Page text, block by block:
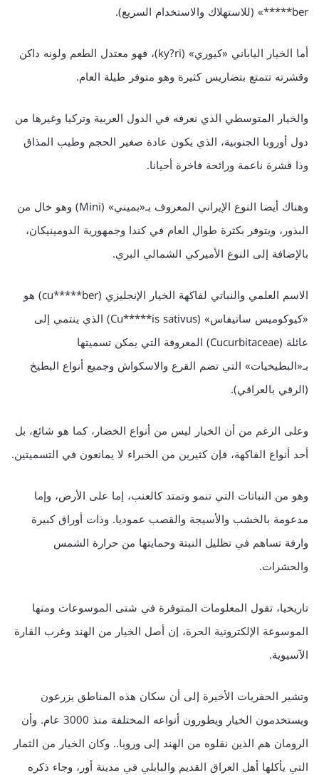
*****ber» (للاستهلاك والاستخدام السريع).
أما الخيار الياباني «كيوري» (ky?ri)، فهو معتدل الطعم ولونه داكن
وقشرته تتمتع بتضاريس كثيرة وهو متوفر طيلة العام.
والخيار المتوسطي الذي نعرفه في الدول العربية وتركيا وغيرها من
دول أوروبا الجنوبية، الذي يكون عادة صغير الحجم وطيب المذاق
وذا قشرة ناعمة ورائحة فاخرة أحيانا.
وهناك أيضا النوع الإيراني المعروف بـ«بميني» (Mini) وهو خال من
البذور، ويتوفر بكثرة طوال العام في كندا وجمهورية الدومينيكان،
بالإضافة إلى النوع الأميركي الشمالي البري.
الاسم العلمي والنباتي لفاكهة الخيار الإنجليزي (cu*****ber) هو
«كيوكوميس ساتيفاس» (Cu*****is sativus) الذي ينتمي إلى
عائلة (Cucurbitaceae) المعروفة التي يمكن تسميتها
بـ«البطيخيات» التي تضم القرع والاسكواش وجميع أنواع البطيخ
(الرقي بالعراقي).
وعلى الرغم من أن الخيار ليس من أنواع الخضار، كما هو شائع، بل
أحد أنواع الفاكهة، فإن كثيرين من الخبراء لا يمانعون في التسميتين.
وهو من النباتات التي تنمو وتمتد كالعنب، إما على الأرض، وإما
مدعومة بالخشب والأسيجة والقصب عموديا. وذات أوراق كبيرة
وارفة تساهم في تظليل النبتة وحمايتها من حرارة الشمس
والحشرات.
تاريخيا، تقول المعلومات المتوفرة في شتى الموسوعات ومنها
الموسوعة الإلكترونية الحرة، إن أصل الخيار من الهند وغرب القارة
الآسيوية.
وتشير الحفريات الأخيرة إلى أن سكان هذه المناطق يزرعون
ويستخدمون الخيار ويطورون أنواعه المختلفة منذ 3000 عام. وأن
الرومان هم الذين نقلوه من الهند إلى وروبا.. وكان الخيار من الثمار
التي يأكلها أهل العراق القديم والبابلي في مدينة أور، وجاء ذكره